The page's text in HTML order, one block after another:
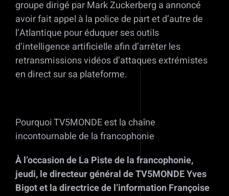
groupe dirigé par Mark Zuckerberg a annoncé
avoir fait appel à la police de part et d’autre de
l’Atlantique pour éduquer ses outils
d’intelligence artificielle afin d’arrêter les
retransmissions vidéos d’attaques extrémistes
en direct sur sa plateforme.
Pourquoi TV5MONDE est la chaîne
incontournable de la francophonie
À l’occasion de La Piste de la francophonie,
jeudi, le directeur général de TV5MONDE Yves
Bigot et la directrice de l’information Françoise